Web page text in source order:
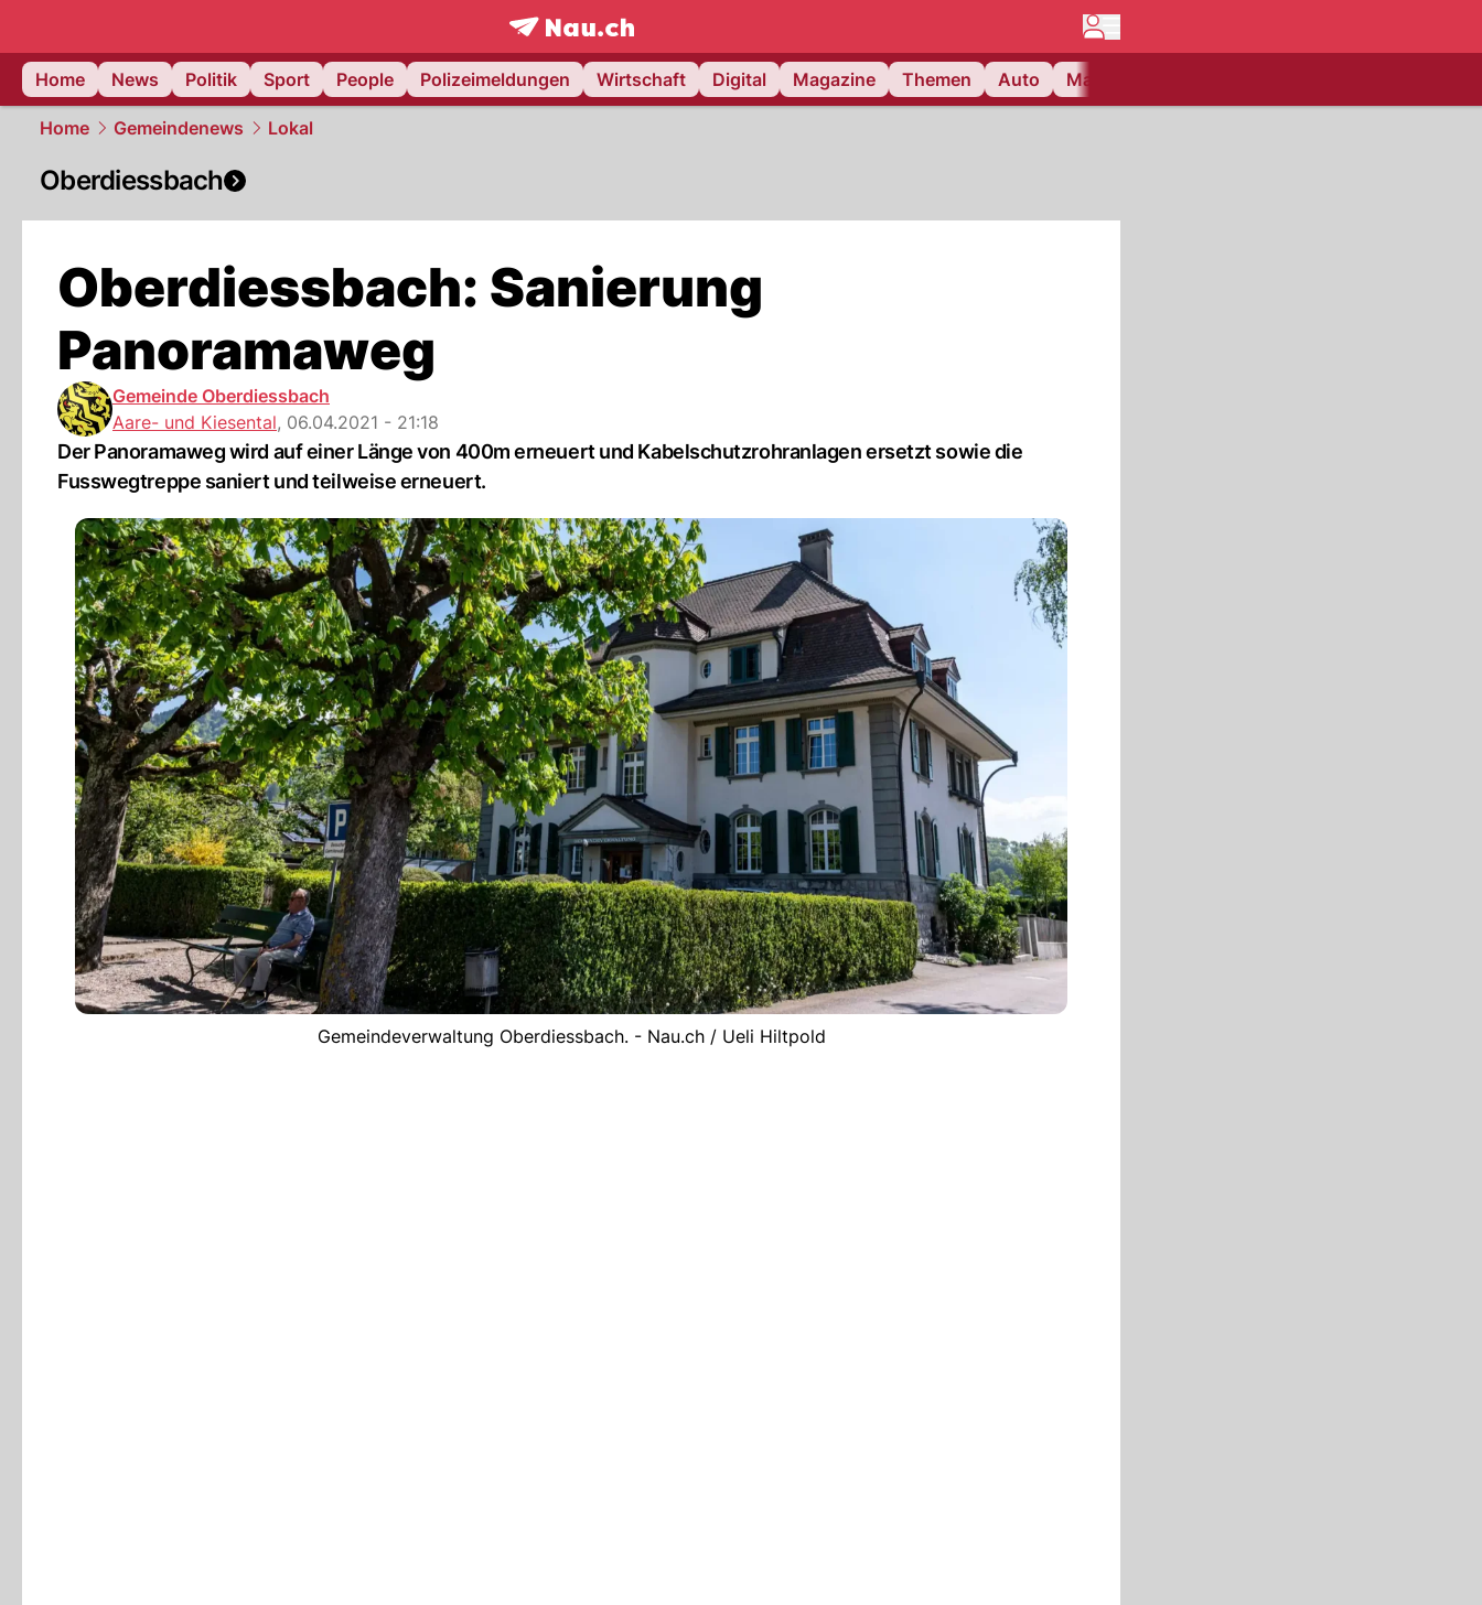
frontpage.NAU.ch
Home
News Politik Sport People Polizeimeldungen Wirtschaft Digital Magazine Themen Auto Matchcenter
Home Gemeindenews Lokal
Oberdiessbach
Oberdiessbach: Sanierung
Panoramaweg
Gemeinde Oberdiessbach
Aare- und Kiesental, 06.04.2021 - 21:18
Der Panoramaweg wird auf einer Länge von 400m erneuert und Kabelschutzrohranlagen ersetzt sowie die
Fusswegtreppe saniert und teilweise erneuert.
Gemeindeverwaltung Oberdiessbach. - Nau.ch / Ueli Hiltpold